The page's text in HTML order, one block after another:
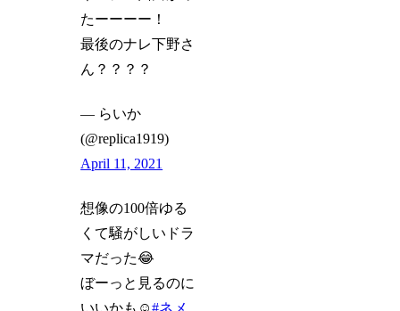
たーーーー！
最後のナレ下野さ
ん？？？？
— らいか
(@replica1919)
April 11, 2021
想像の100倍ゆる
くて騒がしいドラ
マだった😂
ぼーっと見るのに